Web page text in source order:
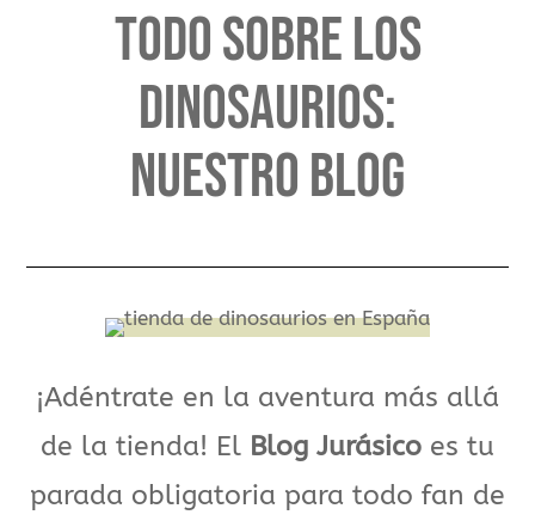
todo sobre los
dinosaurios:
Nuestro BLog
¡Adéntrate en la aventura más allá
de la tienda! El Blog Jurásico es tu
parada obligatoria para todo fan de